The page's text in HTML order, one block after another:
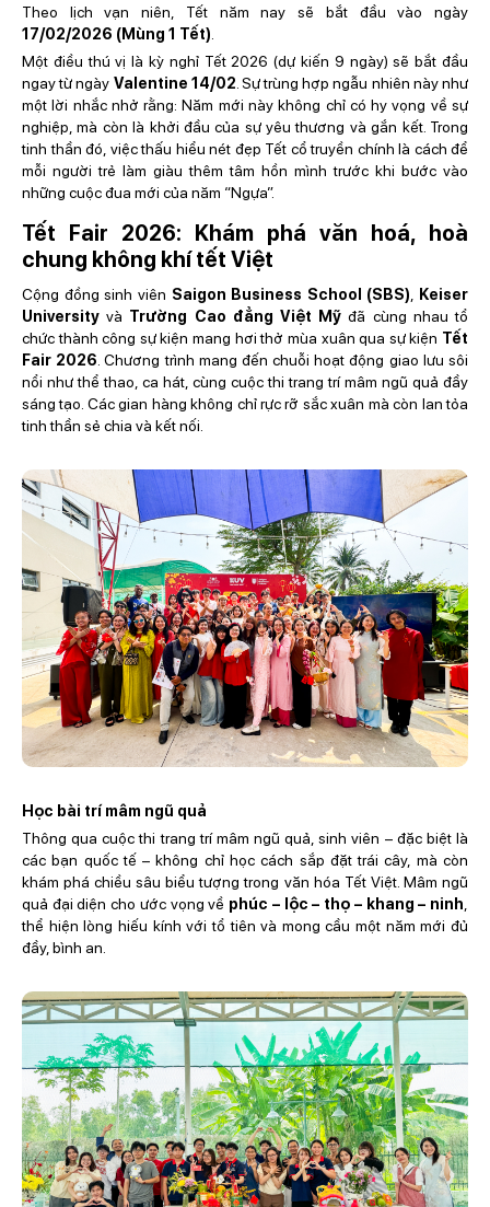
Theo lịch vạn niên, Tết năm nay sẽ bắt đầu vào ngày
17/02/2026 (Mùng 1 Tết)
Một điều thú vị là kỳ nghỉ Tết 2026 (dự kiến 9 ngày) sẽ bắt đầu
ngay từ ngày Valentine 14/02 . Sự trùng hợp ngẫu nhiên này như
một lời nhắc nhở rằng: Năm mới này không chỉ có hy vọng về sự
nghiệp, mà còn là khởi đầu của sự yêu thương và gắn kết. Trong
tinh thần đó, việc thấu hiểu nét đẹp Tết cổ truyền chính là cách để
mỗi người trẻ làm giàu thêm tâm hồn mình trước khi bước vào
những cuộc đua mới của năm “Ngựa”.
Tết Fair 2026: Khám phá văn hoá, hoà
chung không khítết Việt
Cộng đồng sinh viên Saigon Business School (SBS)
Keiser
University và Trường Cao đẳng Việt Mỹ đã cùng nhau tổ
chức thành công sự kiện mang hơi thở mùa xuân qua sự kiện Tết
Fair 2026 .Chương trình mang đến chuỗi hoạt động giao lưu sôi
nổi như thể thao, ca hát, cùng cuộc thitrang trí mâm ngũ quả đầy
sáng tạo. Các gian hàng không chỉ rực rỡ sắc xuân mà còn lan tỏa
tinh thần sẻ chia và kết nối.
Học bài trí mâm ngũ quả
Thông qua cuộc thi trang trí mâm ngũ quả, sinh viên – đặc biệt là
các bạn quốc tế – không chỉ học cách sắp đặt trái cây, mà còn
khám phá chiều sâu biểu tượng trong văn hóa Tết Việt. Mâm ngũ
quả đại diện cho ước vọng về phúc – lộc – thọ – khang – ninh
thể hiện lòng hiếu kính với tổ tiên và mong cầu một năm mới đủ
đầy, bình an.